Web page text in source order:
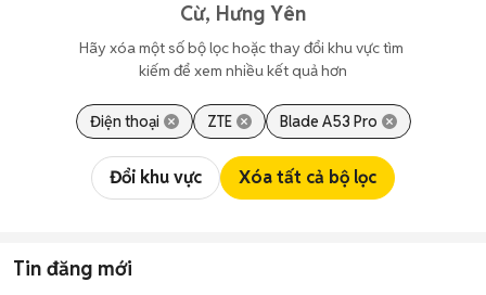
Cừ, Hưng Yên
Hãy xóa một số bộ lọc hoặc thay đổi khu vực tìm
kiếm để xem nhiều kết quả hơn
Điện thoại ZTE Blade A53 Pro
Đổi khu vực Xóa tất cả bộ lọc
Tin đăng mới